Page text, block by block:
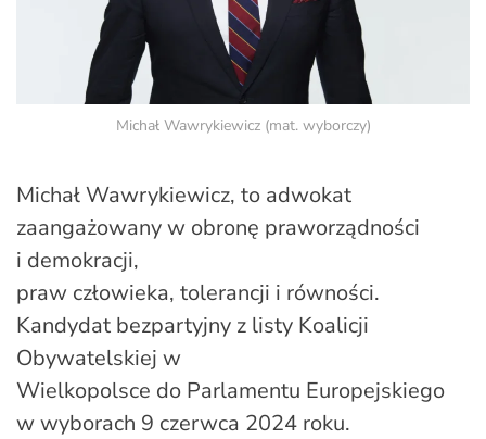
Michał Wawrykiewicz (mat. wyborczy)
Michał Wawrykiewicz, to adwokat
zaangażowany w obronę praworządności
i demokracji,
praw człowieka, tolerancji i równości.
Kandydat bezpartyjny z listy Koalicji
Obywatelskiej w
Wielkopolsce do Parlamentu Europejskiego
w wyborach 9 czerwca 2024 roku.